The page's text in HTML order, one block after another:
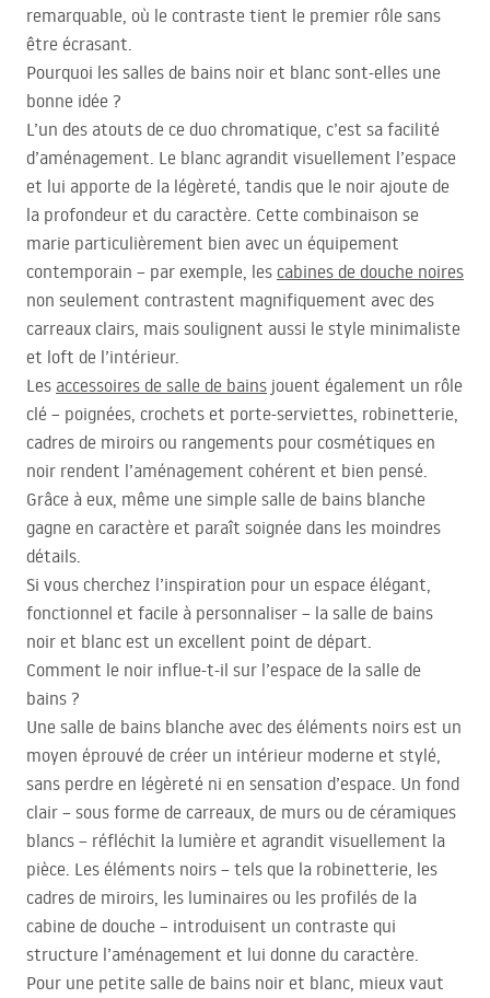
remarquable, où le contraste tient le premier rôle sans
être écrasant.
Pourquoi les salles de bains noir et blanc sont-elles une
bonne idée ?
L’un des atouts de ce duo chromatique, c’est sa facilité
d’aménagement. Le blanc agrandit visuellement l’espace
et lui apporte de la légèreté, tandis que le noir ajoute de
la profondeur et du caractère. Cette combinaison se
marie particulièrement bien avec un équipement
contemporain – par exemple, les cabines de douche noires
non seulement contrastent magnifiquement avec des
carreaux clairs, mais soulignent aussi le style minimaliste
et loft de l’intérieur.
Les accessoires de salle de bains jouent également un rôle
clé – poignées, crochets et porte-serviettes, robinetterie,
cadres de miroirs ou rangements pour cosmétiques en
noir rendent l’aménagement cohérent et bien pensé.
Grâce à eux, même une simple salle de bains blanche
gagne en caractère et paraît soignée dans les moindres
détails.
Si vous cherchez l’inspiration pour un espace élégant,
fonctionnel et facile à personnaliser – la salle de bains
noir et blanc est un excellent point de départ.
Comment le noir influe-t-il sur l’espace de la salle de
bains ?
Une salle de bains blanche avec des éléments noirs est un
moyen éprouvé de créer un intérieur moderne et stylé,
sans perdre en légèreté ni en sensation d’espace. Un fond
clair – sous forme de carreaux, de murs ou de céramiques
blancs – réfléchit la lumière et agrandit visuellement la
pièce. Les éléments noirs – tels que la robinetterie, les
cadres de miroirs, les luminaires ou les profilés de la
cabine de douche – introduisent un contraste qui
structure l’aménagement et lui donne du caractère.
Pour une petite salle de bains noir et blanc, mieux vaut